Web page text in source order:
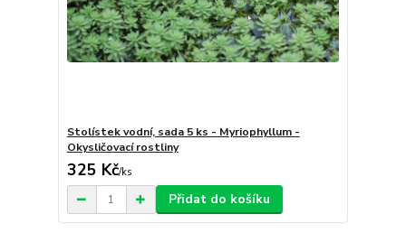
Stolístek vodní, sada 5 ks - Myriophyllum -
Okysličovací rostliny
325 Kč/ks
Přidat do košíku